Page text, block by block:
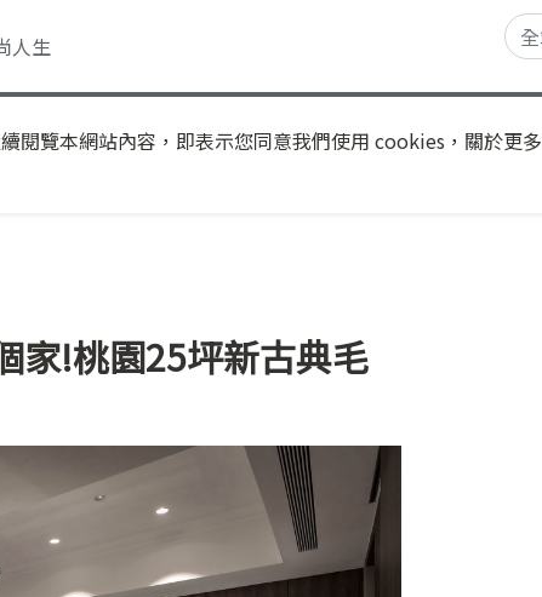
人生
閱覽本網站內容，即表示您同意我們使用 cookies，關於更多
家!桃園25坪新古典毛